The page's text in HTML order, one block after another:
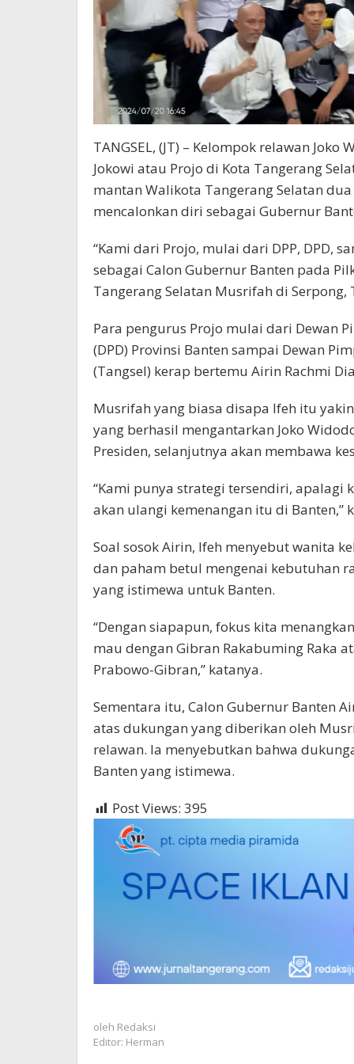
TANGSEL, (JT) – Kelompok relawan
Jokowi atau Projo di Kota Tangerang
mantan Walikota Tangerang Selatan
mencalonkan diri sebagai Gubernur
“Kami dari Projo, mulai dari DPP, DPD,
sebagai Calon Gubernur Banten pada
Tangerang Selatan Musrifah di Serpong,
Para pengurus Projo mulai dari Dewan
(DPD) Provinsi Banten sampai Dewan
(Tangsel) kerap bertemu Airin Rachmi
Musrifah yang biasa disapa Ifeh itu
yang berhasil mengantarkan Joko
Presiden, selanjutnya akan membawa
“Kami punya strategi tersendiri, apalagi
akan ulangi kemenangan itu di Banten,”
Soal sosok Airin, Ifeh menyebut wanita
dan paham betul mengenai kebutuhan
yang istimewa untuk Banten.
“Dengan siapapun, fokus kita
mau dengan Gibran Rakabuming Raka
Prabowo-Gibran,” katanya.
Sementara itu, Calon Gubernur Banten
atas dukungan yang diberikan oleh
relawan. Ia menyebutkan bahwa
Banten yang istimewa.
Post Views: 395
oleh Redaksi
Editor: Herman